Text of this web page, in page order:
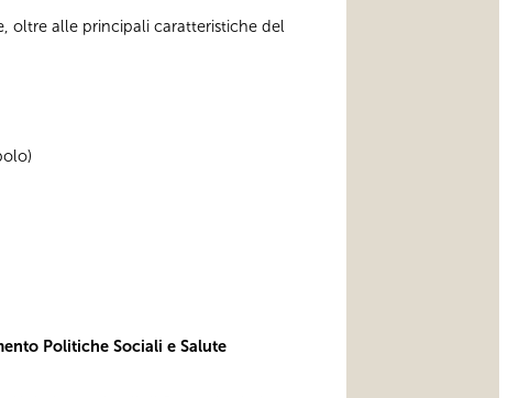
oltre alle principali caratteristiche del
Politiche Sociali e Salute